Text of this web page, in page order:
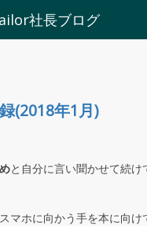
社長ブログ
(2018年1月)
と自分に言い聞かせて続け
マホに向かう手を本に向け